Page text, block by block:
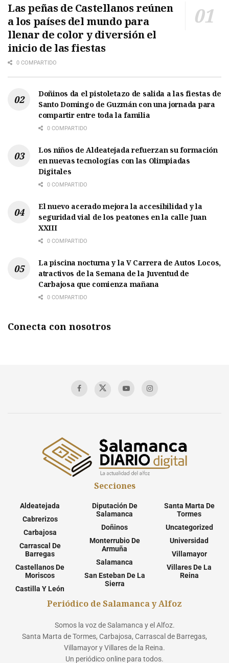
Las peñas de Castellanos reúnen
a los países del mundo para
llenar de color y diversión el
inicio de las fiestas
0 COMPARTIDO
Doñinos da el pistoletazo de salida a las fiestas de
Santo Domingo de Guzmán con una jornada para
compartir entre toda la familia
0 COMPARTIDO
Los niños de Aldeatejada refuerzan su formación
en nuevas tecnologías con las Olimpiadas
Digitales
0 COMPARTIDO
El nuevo acerado mejora la accesibilidad y la
seguridad vial de los peatones en la calle Juan
XXIII
0 COMPARTIDO
La piscina nocturna y la V Carrera de Autos Locos,
atractivos de la Semana de la Juventud de
Carbajosa que comienza mañana
0 COMPARTIDO
Conecta con nosotros
Secciones
Aldeatejada
Cabrerizos
Carbajosa
Carrascal De
Barregas
Castellanos De
Moriscos
Castilla Y León
Diputación De
Salamanca
Doñinos
Monterrubio De
Armuña
Salamanca
San Esteban De La
Sierra
Santa Marta De
Tormes
Uncategorized
Universidad
Villamayor
Villares De La
Reina
Periódico de Salamanca y Alfoz
Somos la voz de Salamanca y el Alfoz.
Santa Marta de Tormes, Carbajosa, Carrascal de Barregas,
Villamayor y Villares de la Reina.
Un periódico online para todos.